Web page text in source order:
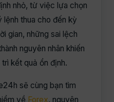
nhỏ, từ việc lựa chọn
thua cho đến kỳ
gian, những sai lệch
nguyên nhân khiến
kết quả ổn định.
sẽ cùng bạn tìm
về Forex, nguyên